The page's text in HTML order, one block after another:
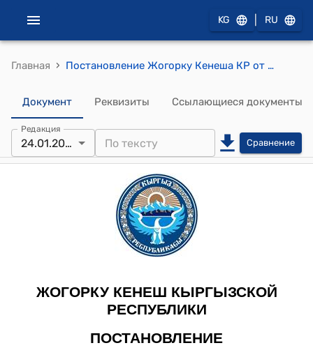
KG RU
Главная › Постановление Жогорку Кенеша КР от 24 января 2019 года № 2859-VI "О принятии во втором чтении проекта Закона Кыргызской Республики "О внесении изменений в Закон Кыргызской Республики "Об аудиторской деятельности"
Документ Реквизиты Ссылающиеся документы
Редакция
24.01.2019 Сравнение